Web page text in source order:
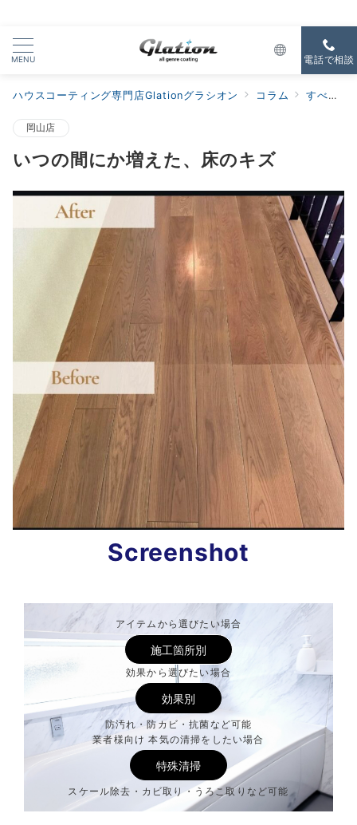
MENU 電話で相談
ハウスコーティング専門店Glationグラシオン コラム すべての新着
岡山店
いつの間にか増えた、床のキズ
Screenshot
アイテムから選びたい場合
施工箇所別
効果から選びたい場合
効果別
防汚れ・防カビ・抗菌など可能
業者様向け 本気の清掃をしたい場合
特殊清掃
スケール除去・カビ取り・うろこ取りなど可能